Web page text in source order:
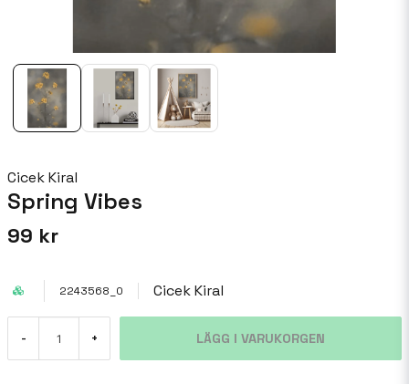
Cicek Kiral
Spring Vibes
99 kr
2243568_0 Cicek Kiral
- + LÄGG I VARUKORGEN